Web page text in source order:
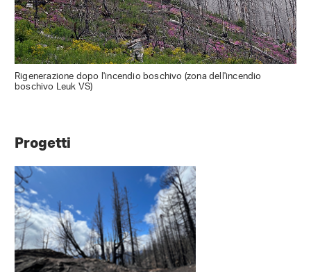
Rigenerazione dopo l'incendio boschivo (zona dell'incendio
boschivo Leuk VS)
Progetti